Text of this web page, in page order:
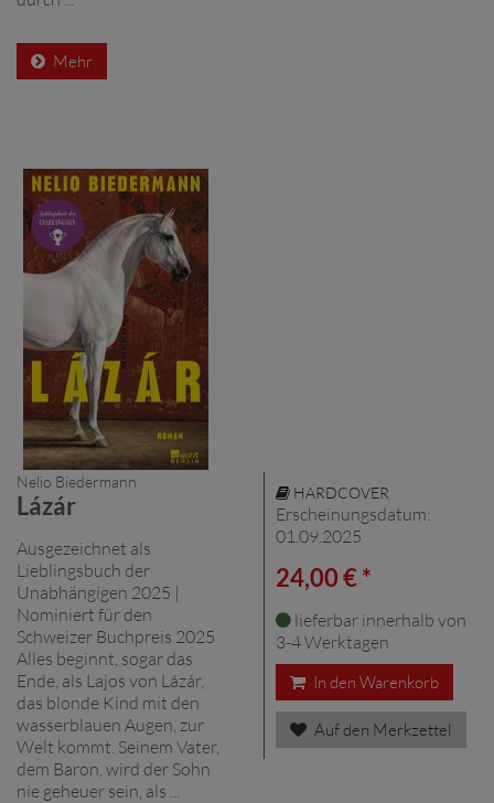
Mehr
Nelio Biedermann
Lázár
Ausgezeichnet als
Lieblingsbuch der
Unabhängigen 2025 |
Nominiert für den
Schweizer Buchpreis 2025
Alles beginnt, sogar das
Ende, als Lajos von Lázár,
das blonde Kind mit den
wasserblauen Augen, zur
Welt kommt. Seinem Vater,
dem Baron, wird der Sohn
nie geheuer sein, als ...
HARDCOVER
Erscheinungsdatum:
01.09.2025
24,00 € *
lieferbar innerhalb von
3-4 Werktagen
In den Warenkorb
Auf den Merkzettel